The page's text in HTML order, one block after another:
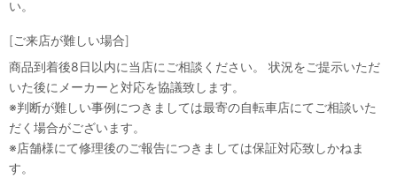
い。
[ご来店が難しい場合]
商品到着後8日以内に当店にご相談ください。 状況をご提示いただ
いた後にメーカーと対応を協議致します。
※判断が難しい事例につきましては最寄の自転車店にてご相談いた
だく場合がございます。
※店舗様にて修理後のご報告につきましては保証対応致しかねま
す。